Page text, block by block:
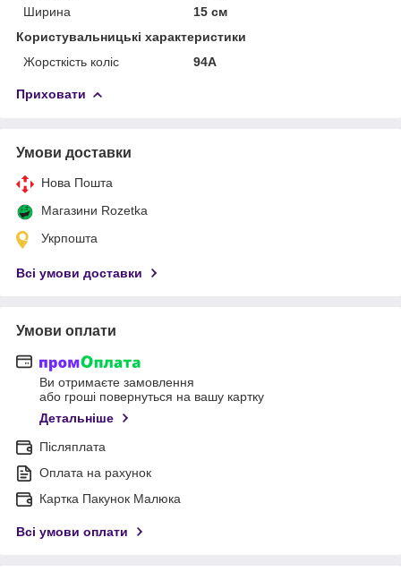
Ширина
15 см
Користувальницькі характеристики
Жорсткість коліс
94А
Приховати
Умови доставки
Нова Пошта
Магазини Rozetka
Укрпошта
Всі умови доставки
Умови оплати
Ви отримаєте замовлення
або гроші повернуться на вашу картку
Детальніше
Післяплата
Оплата на рахунок
Картка Пакунок Малюка
Всі умови оплати